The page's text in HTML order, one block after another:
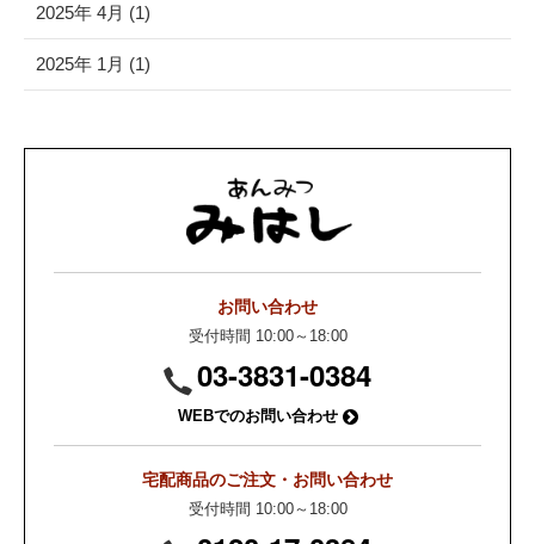
2025年 4月 (1)
2025年 1月 (1)
お問い合わせ
受付時間 10:00～18:00
03-3831-0384
WEBでのお問い合わせ
宅配商品のご注文・お問い合わせ
受付時間 10:00～18:00